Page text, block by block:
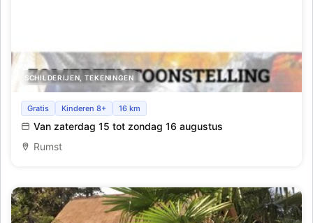
SCHILDERIJEN, TEKENINGEN
Zomertentoonstelling
Gratis Kinderen 8+ 16 km
Van zaterdag 15 tot zondag 16 augustus
Rumst